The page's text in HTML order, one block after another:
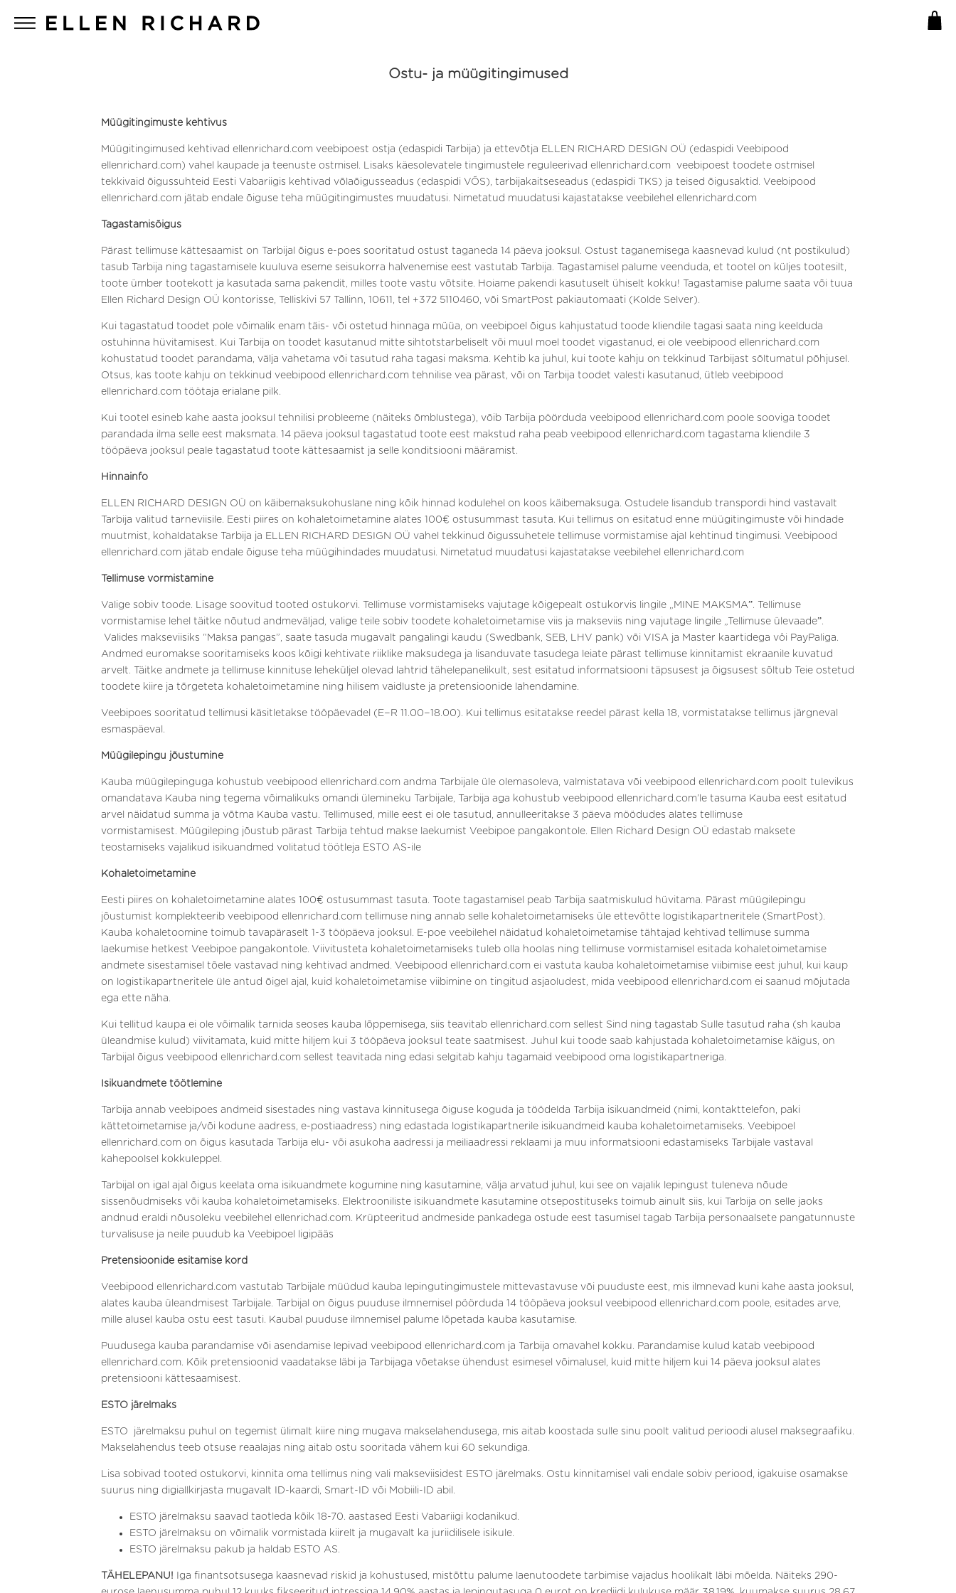
Ostu- ja müügitingimused
Müügitingimuste kehtivus
Müügitingimused kehtivad ellenrichard.com veebipoest ostja (edaspidi Tarbija) ja ettevõtja ELLEN RICHARD DESIGN OÜ (edaspidi Veebipood
ellenrichard.com) vahel kaupade ja teenuste ostmisel. Lisaks käesolevatele tingimustele reguleerivad ellenrichard.com veebipoest toodete ostmisel
tekkivaid õigussuhteid Eesti Vabariigis kehtivad võlaõigusseadus (edaspidi VÕS), tarbijakaitseseadus (edaspidi TKS) ja teised õigusaktid. Veebipood
ellenrichard.com jätab endale õiguse teha müügitingimustes muudatusi. Nimetatud muudatusi kajastatakse veebilehel ellenrichard.com
Tagastamisõigus
Pärast tellimuse kättesaamist on Tarbijal õigus e-poes sooritatud ostust taganeda 14 päeva jooksul. Ostust taganemisega kaasnevad kulud (nt postikulud)
tasub Tarbija ning tagastamisele kuuluva eseme seisukorra halvenemise eest vastutab Tarbija. Tagastamisel palume veenduda, et tootel on küljes tootesilt,
toote ümber tootekott ja kasutada sama pakendit, milles toote vastu võtsite. Hoiame pakendi kasutuselt ühiselt kokku! Tagastamise palume saata või tuua
Ellen Richard Design OÜ kontorisse, Telliskivi 57 Tallinn, 10611, tel +372 5110460, või SmartPost pakiautomaati (Kolde Selver).
Kui tagastatud toodet pole võimalik enam täis- või ostetud hinnaga müüa, on veebipoel õigus kahjustatud toode kliendile tagasi saata ning keelduda
ostuhinna hüvitamisest. Kui Tarbija on toodet kasutanud mitte sihtotstarbeliselt või muul moel toodet vigastanud, ei ole veebipood ellenrichard.com
kohustatud toodet parandama, välja vahetama või tasutud raha tagasi maksma. Kehtib ka juhul, kui toote kahju on tekkinud Tarbijast sõltumatul põhjusel.
Otsus, kas toote kahju on tekkinud veebipood ellenrichard.com tehnilise vea pärast, või on Tarbija toodet valesti kasutanud, ütleb veebipood
ellenrichard.com töötaja erialane pilk.
Kui tootel esineb kahe aasta jooksul tehnilisi probleeme (näiteks õmblustega), võib Tarbija pöörduda veebipood ellenrichard.com poole sooviga toodet
parandada ilma selle eest maksmata. 14 päeva jooksul tagastatud toote eest makstud raha peab veebipood ellenrichard.com tagastama kliendile 3
tööpäeva jooksul peale tagastatud toote kättesaamist ja selle konditsiooni määramist.
Hinnainfo
ELLEN RICHARD DESIGN OÜ on käibemaksukohuslane ning kõik hinnad kodulehel on koos käibemaksuga. Ostudele lisandub transpordi hind vastavalt
Tarbija valitud tarneviisile. Eesti piires on kohaletoimetamine alates 100€ ostusummast tasuta. Kui tellimus on esitatud enne müügitingimuste või hindade
muutmist, kohaldatakse Tarbija ja ELLEN RICHARD DESIGN OÜ vahel tekkinud õigussuhetele tellimuse vormistamise ajal kehtinud tingimusi. Veebipood
ellenrichard.com jätab endale õiguse teha müügihindades muudatusi. Nimetatud muudatusi kajastatakse veebilehel ellenrichard.com
Tellimuse vormistamine
Valige sobiv toode. Lisage soovitud tooted ostukorvi. Tellimuse vormistamiseks vajutage kõigepealt ostukorvis lingile „MINE MAKSMAˮ. Tellimuse
vormistamise lehel täitke nõutud andmeväljad, valige teile sobiv toodete kohaletoimetamise viis ja makseviis ning vajutage lingile „Tellimuse ülevaadeˮ.
Valides makseviisiks “Maksa pangas”, saate tasuda mugavalt pangalingi kaudu (Swedbank, SEB, LHV pank) või VISA ja Master kaartidega vôi PayPaliga.
Andmed euromakse sooritamiseks koos kõigi kehtivate riiklike maksudega ja lisanduvate tasudega leiate pärast tellimuse kinnitamist ekraanile kuvatud
arvelt. Täitke andmete ja tellimuse kinnituse leheküljel olevad lahtrid tähelepanelikult, sest esitatud informatsiooni täpsusest ja õigsusest sõltub Teie ostetud
toodete kiire ja tõrgeteta kohaletoimetamine ning hilisem vaidluste ja pretensioonide lahendamine.
Veebipoes sooritatud tellimusi käsitletakse tööpäevadel (E−R 11.00−18.00). Kui tellimus esitatakse reedel pärast kella 18, vormistatakse tellimus järgneval
esmaspäeval.
Müügilepingu jõustumine
Kauba müügilepinguga kohustub veebipood ellenrichard.com andma Tarbijale üle olemasoleva, valmistatava või veebipood ellenrichard.com poolt tulevikus
omandatava Kauba ning tegema võimalikuks omandi ülemineku Tarbijale, Tarbija aga kohustub veebipood ellenrichard.com’le tasuma Kauba eest esitatud
arvel näidatud summa ja võtma Kauba vastu. Tellimused, mille eest ei ole tasutud, annulleeritakse 3 päeva möödudes alates tellimuse
vormistamisest. Müügileping jõustub pärast Tarbija tehtud makse laekumist Veebipoe pangakontole. Ellen Richard Design OÜ edastab maksete
teostamiseks vajalikud isikuandmed volitatud töötleja ESTO AS-ile
Kohaletoimetamine
Eesti piires on kohaletoimetamine alates 100€ ostusummast tasuta. Toote tagastamisel peab Tarbija saatmiskulud hüvitama. Pärast müügilepingu
jõustumist komplekteerib veebipood ellenrichard.com tellimuse ning annab selle kohaletoimetamiseks üle ettevõtte logistikapartneritele (SmartPost).
Kauba kohaletoomine toimub tavapäraselt 1-3 tööpäeva jooksul. E-poe veebilehel näidatud kohaletoimetamise tähtajad kehtivad tellimuse summa
laekumise hetkest Veebipoe pangakontole. Viivitusteta kohaletoimetamiseks tuleb olla hoolas ning tellimuse vormistamisel esitada kohaletoimetamise
andmete sisestamisel tõele vastavad ning kehtivad andmed. Veebipood ellenrichard.com ei vastuta kauba kohaletoimetamise viibimise eest juhul, kui kaup
on logistikapartneritele üle antud õigel ajal, kuid kohaletoimetamise viibimine on tingitud asjaoludest, mida veebipood ellenrichard.com ei saanud mõjutada
ega ette näha.
Kui tellitud kaupa ei ole võimalik tarnida seoses kauba lõppemisega, siis teavitab ellenrichard.com sellest Sind ning tagastab Sulle tasutud raha (sh kauba
üleandmise kulud) viivitamata, kuid mitte hiljem kui 3 tööpäeva jooksul teate saatmisest. Juhul kui toode saab kahjustada kohaletoimetamise käigus, on
Tarbijal õigus veebipood ellenrichard.com sellest teavitada ning edasi selgitab kahju tagamaid veebipood oma logistikapartneriga.
Isikuandmete töötlemine
Tarbija annab veebipoes andmeid sisestades ning vastava kinnitusega õiguse koguda ja töödelda Tarbija isikuandmeid (nimi, kontakttelefon, paki
kättetoimetamise ja/või kodune aadress, e-postiaadress) ning edastada logistikapartnerile isikuandmeid kauba kohaletoimetamiseks. Veebipoel
ellenrichard.com on õigus kasutada Tarbija elu- või asukoha aadressi ja meiliaadressi reklaami ja muu informatsiooni edastamiseks Tarbijale vastaval
kahepoolsel kokkuleppel.
Tarbijal on igal ajal õigus keelata oma isikuandmete kogumine ning kasutamine, välja arvatud juhul, kui see on vajalik lepingust tuleneva nõude
sissenõudmiseks või kauba kohaletoimetamiseks. Elektrooniliste isikuandmete kasutamine otsepostituseks toimub ainult siis, kui Tarbija on selle jaoks
andnud eraldi nõusoleku veebilehel ellenrichad.com. Krüpteeritud andmeside pankadega ostude eest tasumisel tagab Tarbija personaalsete pangatunnuste
turvalisuse ja neile puudub ka Veebipoel ligipääs
Pretensioonide esitamise kord
Veebipood ellenrichard.com vastutab Tarbijale müüdud kauba lepingutingimustele mittevastavuse või puuduste eest, mis ilmnevad kuni kahe aasta jooksul,
alates kauba üleandmisest Tarbijale. Tarbijal on õigus puuduse ilmnemisel pöörduda 14 tööpäeva jooksul veebipood ellenrichard.com poole, esitades arve,
mille alusel kauba ostu eest tasuti. Kaubal puuduse ilmnemisel palume lõpetada kauba kasutamise.
Puudusega kauba parandamise või asendamise lepivad veebipood ellenrichard.com ja Tarbija omavahel kokku. Parandamise kulud katab veebipood
ellenrichard.com. Kõik pretensioonid vaadatakse läbi ja Tarbijaga võetakse ühendust esimesel võimalusel, kuid mitte hiljem kui 14 päeva jooksul alates
pretensiooni kättesaamisest.
ESTO järelmaks
ESTO
järelmaksu puhul on tegemist ülimalt kiire ning mugava makselahendusega, mis aitab koostada sulle sinu poolt valitud perioodi alusel maksegraafiku.
Makselahendus teeb otsuse reaalajas ning aitab ostu sooritada vähem kui 60 sekundiga.
Lisa sobivad tooted ostukorvi, kinnita oma tellimus ning vali makseviisidest ESTO järelmaks. Ostu kinnitamisel vali endale sobiv periood, igakuise osamakse
suurus ning digiallkirjasta mugavalt ID-kaardi, Smart-ID või Mobiili-ID abil.
ESTO järelmaksu saavad taotleda kõik 18-70. aastased Eesti Vabariigi kodanikud.
ESTO järelmaksu on võimalik vormistada kiirelt ja mugavalt ka juriidilisele isikule.
ESTO järelmaksu pakub ja haldab ESTO AS.
TÄHELEPANU!
Iga finantsotsusega kaasnevad riskid ja kohustused, mistõttu palume laenutoodete tarbimise vajadus hoolikalt läbi mõelda. Näiteks 290-